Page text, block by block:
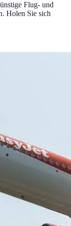
Flug- und
Holen Sie sich